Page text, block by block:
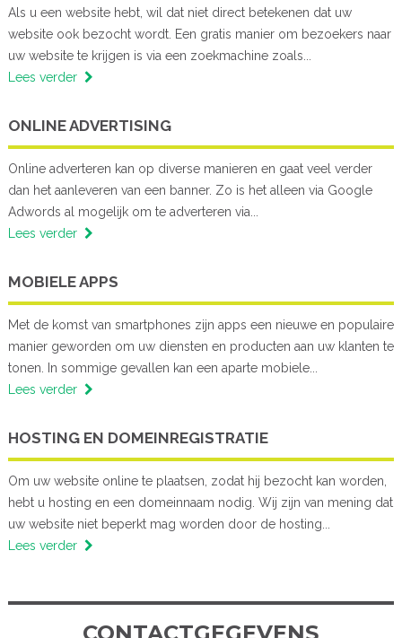
Als u een website hebt, wil dat niet direct betekenen dat uw
website ook bezocht wordt. Een gratis manier om bezoekers naar
uw website te krijgen is via een zoekmachine zoals...
Lees verder
ONLINE ADVERTISING
Online adverteren kan op diverse manieren en gaat veel verder
dan het aanleveren van een banner. Zo is het alleen via Google
Adwords al mogelijk om te adverteren via...
Lees verder
MOBIELE APPS
Met de komst van smartphones zijn apps een nieuwe en populaire
manier geworden om uw diensten en producten aan uw klanten te
tonen. In sommige gevallen kan een aparte mobiele...
Lees verder
HOSTING EN DOMEINREGISTRATIE
Om uw website online te plaatsen, zodat hij bezocht kan worden,
hebt u hosting en een domeinnaam nodig. Wij zijn van mening dat
uw website niet beperkt mag worden door de hosting...
Lees verder